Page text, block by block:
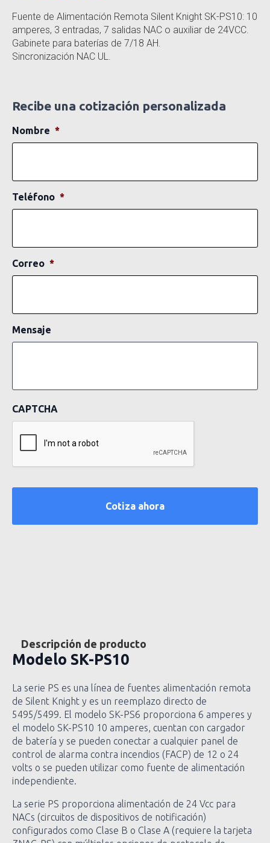
Fuente de Alimentación Remota Silent Knight SK-PS10: 10
amperes, 3 entradas, 7 salidas NAC o auxiliar de 24VCC.
Gabinete para baterías de 7/18 AH.
Sincronización NAC UL.
Recibe una cotización personalizada
Nombre *
Teléfono *
Correo *
Mensaje
CAPTCHA
Descripción de producto
Modelo SK-PS10
La serie PS es una línea de fuentes alimentación remota
de Silent Knight y es un reemplazo directo de
5495/5499. El modelo SK-PS6 proporciona 6 amperes y
el modelo SK-PS10 10 amperes, cuentan con cargador
de batería y se pueden conectar a cualquier panel de
control de alarma contra incendios (FACP) de 12 o 24
volts o se pueden utilizar como fuente de alimentación
independiente.
La serie PS proporciona alimentación de 24 Vcc para
NACs (circuitos de dispositivos de notificación)
configurados como Clase B o Clase A (requiere la tarjeta